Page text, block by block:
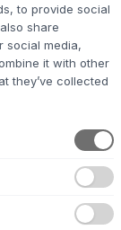
deMuuto
La coque est
de
rayons du
mat
intemporelle
Les trous
ne
to provide social
share
social media,
it with other
they’ve collected